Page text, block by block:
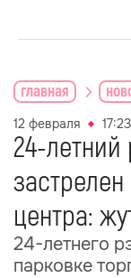
главная
12 февраля 17:23
24-летний
центра:
24-летнего
парковке